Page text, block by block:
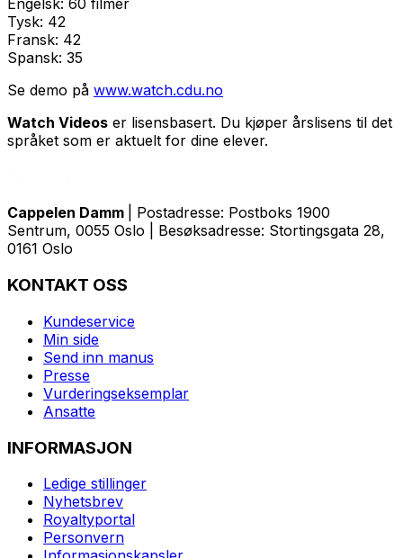
Engelsk: 60 filmer
Tysk: 42
Fransk: 42
Spansk: 35
Se demo på www.watch.cdu.no
Watch Videos er lisensbasert. Du kjøper årslisens til det
språket som er aktuelt for dine elever.
Cappelen Damm
| Postadresse: Postboks 1900
Sentrum, 0055 Oslo | Besøksadresse: Stortingsgata 28,
0161 Oslo
KONTAKT OSS
Kundeservice
Min side
Send inn manus
Presse
Vurderingseksemplar
Ansatte
INFORMASJON
Ledige stillinger
Nyhetsbrev
Royaltyportal
Personvern